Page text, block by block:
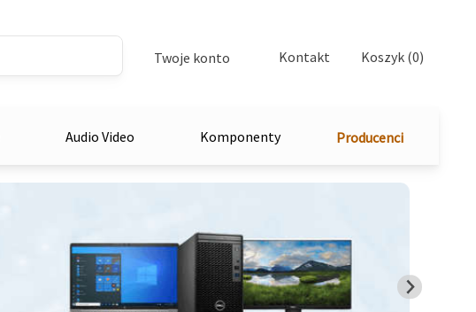
Twoje konto Kontakt Koszyk (0)
Audio Video Komponenty Producenci